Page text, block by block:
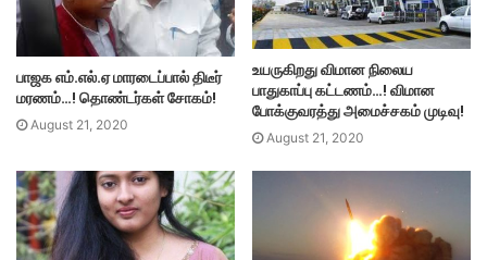
பாஜக எம்.எல்.ஏ மாரடைப்பால் திடீர்
மரணம்…! தொண்டர்கள் சோகம்!
August 21, 2020
உயருகிறது விமான நிலைய
பாதுகாப்பு கட்டணம்…! விமான
போக்குவரத்து அமைச்சகம் முடிவு!
August 21, 2020